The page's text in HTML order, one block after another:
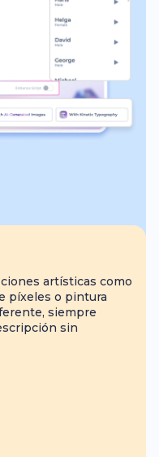
artísticas como
píxeles o pintura
siempre
sin